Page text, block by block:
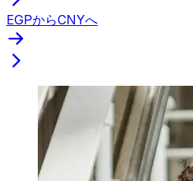
EGPからCNYへ